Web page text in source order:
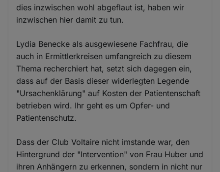
dies inzwischen wohl abgeflaut ist, haben wir
inzwischen hier damit zu tun.
Lydia Benecke als ausgewiesene Fachfrau, die
auch in Ermittlerkreisen umfangreich zu diesem
Thema recherchiert hat, setzt sich dagegen ein,
dass auf der Basis dieser widerlegten Legende
"Ursachenklärung" auf Kosten der Patientenschaft
betrieben wird. Ihr geht es um Opfer- und
Patientenschutz.
Dass der Club Voltaire nicht imstande war, den
Hintergrund der "Intervention" von Frau Huber und
ihren Anhängern zu erkennen, sondern in nicht nur